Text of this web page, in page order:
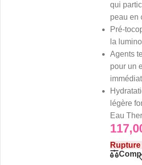
qui
peau en
Pré-
la
Agents
pour un
immédiat
légère
Eau